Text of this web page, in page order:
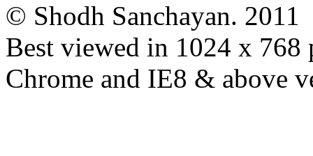
© Shodh Sanchayan. 2011
Best viewed in 1024 x
Chrome and IE8 & above